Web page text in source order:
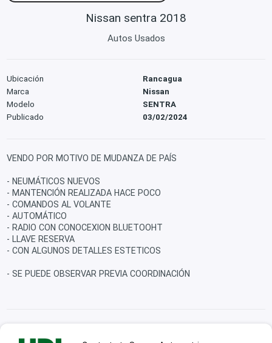
Nissan sentra 2018
Autos Usados
Ubicación
Rancagua
Marca
Nissan
Modelo
SENTRA
Publicado
03/02/2024
VENDO POR MOTIVO DE MUDANZA DE PAÍS
- NEUMÁTICOS NUEVOS
- MANTENCIÓN REALIZADA HACE POCO
- COMANDOS AL VOLANTE
- AUTOMÁTICO
- RADIO CON CONOCEXION BLUETOOHT
- LLAVE RESERVA
- CON ALGUNOS DETALLES ESTETICOS
- SE PUEDE OBSERVAR PREVIA COORDINACIÓN